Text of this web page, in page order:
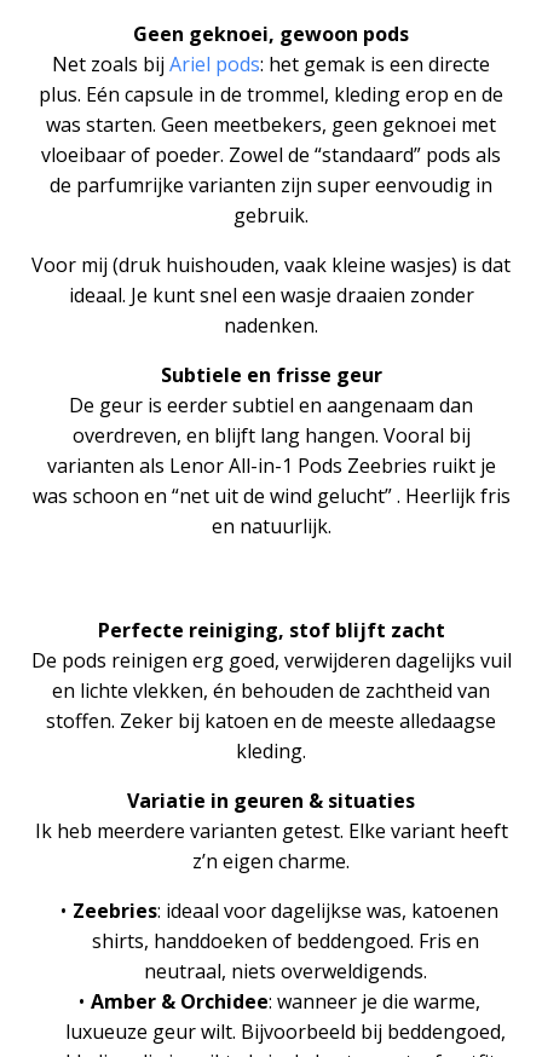
Geen geknoei, gewoon pods
Net zoals bij Ariel pods: het gemak is een directe
plus. Eén capsule in de trommel, kleding erop en de
was starten. Geen meetbekers, geen geknoei met
vloeibaar of poeder. Zowel de “standaard” pods als
de parfumrijke varianten zijn super eenvoudig in
gebruik.
Voor mij (druk huishouden, vaak kleine wasjes) is dat
ideaal. Je kunt snel een wasje draaien zonder
nadenken.
Subtiele en frisse geur
De geur is eerder subtiel en aangenaam dan
overdreven, en blijft lang hangen. Vooral bij
varianten als Lenor All-in-1 Pods Zeebries ruikt je
was schoon en “net uit de wind gelucht” . Heerlijk fris
en natuurlijk.
Perfecte reiniging, stof blijft zacht
De pods reinigen erg goed, verwijderen dagelijks vuil
en lichte vlekken, én behouden de zachtheid van
stoffen. Zeker bij katoen en de meeste alledaagse
kleding.
Variatie in geuren & situaties
Ik heb meerdere varianten getest. Elke variant heeft
z’n eigen charme.
Zeebries: ideaal voor dagelijkse was, katoenen
shirts, handdoeken of beddengoed. Fris en
neutraal, niets overweldigends.
Amber & Orchidee: wanneer je die warme,
luxueuze geur wilt. Bijvoorbeeld bij beddengoed,